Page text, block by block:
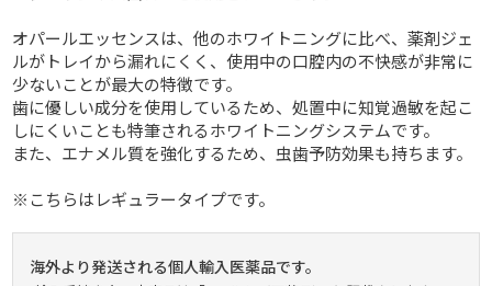
オパールエッセンスは、他のホワイトニングに比べ、薬剤ジェ
ルがトレイから漏れにくく、使用中の口腔内の不快感が非常に
少ないことが最大の特徴です。
歯に優しい成分を使用しているため、処置中に知覚過敏を起こ
しにくいことも特筆されるホワイトニングシステムです。
また、エナメル質を強化するため、虫歯予防効果も持ちます。
※こちらはレギュラータイプです。
海外より発送される個人輸入医薬品です。